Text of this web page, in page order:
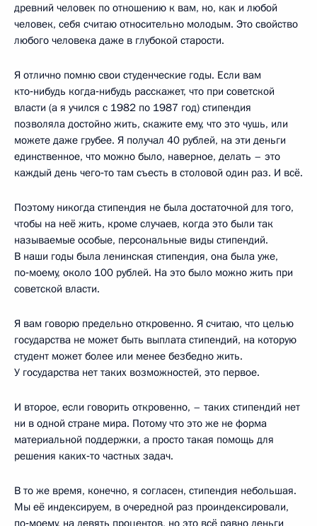
древний человек по отношению к вам, но, как и любой
человек, себя считаю относительно молодым. Это свойство
любого человека даже в глубокой старости.
Я отлично помню свои студенческие годы. Если вам
кто‑нибудь когда‑нибудь расскажет, что при советской
власти (а я учился с 1982 по 1987 год) стипендия
позволяла достойно жить, скажите ему, что это чушь, или
можете даже грубее. Я получал 40 рублей, на эти деньги
единственное, что можно было, наверное, делать – это
каждый день чего‑то там съесть в столовой один раз. И всё.
Поэтому никогда стипендия не была достаточной для того,
чтобы на неё жить, кроме случаев, когда это были так
называемые особые, персональные виды стипендий.
В наши годы была ленинская стипендия, она была уже,
по‑моему, около 100 рублей. На это было можно жить при
советской власти.
Я вам говорю предельно откровенно. Я считаю, что целью
государства не может быть выплата стипендий, на которую
студент может более или менее безбедно жить.
У государства нет таких возможностей, это первое.
И второе, если говорить откровенно, – таких стипендий нет
ни в одной стране мира. Потому что это же не форма
материальной поддержки, а просто такая помощь для
решения каких‑то частных задач.
В то же время, конечно, я согласен, стипендия небольшая.
Мы её индексируем, в очередной раз проиндексировали,